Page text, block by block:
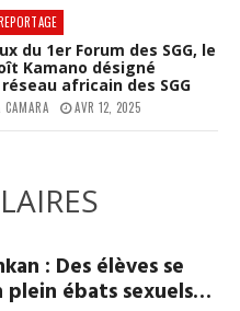
du 1er Forum des SGG, le
Kamano désigné
africain des SGG
AVR 12, 2025